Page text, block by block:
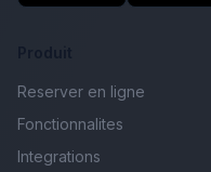
Reserver en ligne
Fonctionnalites
Integrations